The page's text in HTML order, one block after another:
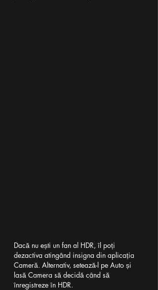
Dacă nu ești un fan al HDR, îl poți
dezactiva atingând insigna din aplicația
Cameră. Alternativ, setează-l pe Auto și
lasă Camera să decidă când să
înregistreze în HDR.